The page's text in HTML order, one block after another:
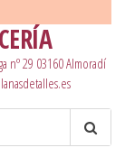
nº 29 03160 Almoradí